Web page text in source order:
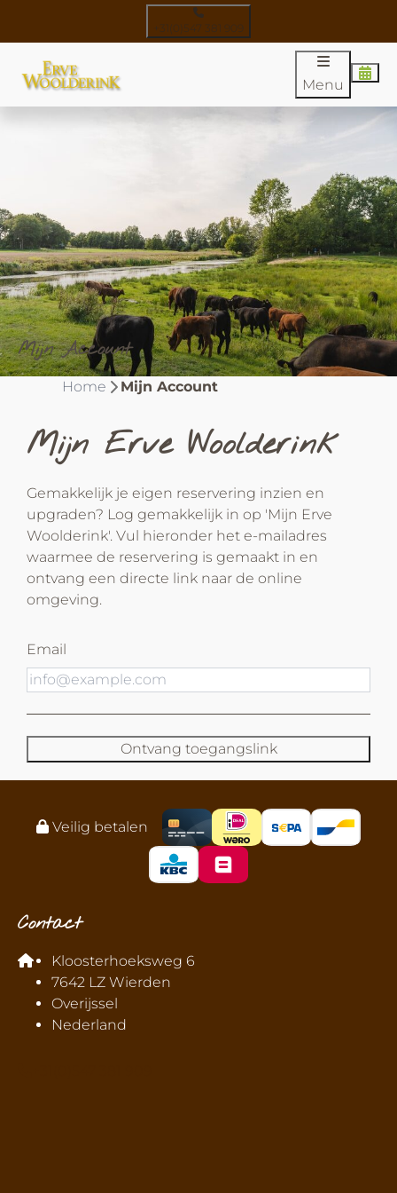
+31(0)547 381 909
Menu
Mijn Account
Home Mijn Account
Mijn Erve Woolderink
Gemakkelijk je eigen reservering inzien en
upgraden? Log gemakkelijk in op 'Mijn Erve
Woolderink'. Vul hieronder het e-mailadres
waarmee de reservering is gemaakt in en
ontvang een directe link naar de online
omgeving.
Email
Ontvang toegangslink
Veilig betalen
Contact
Kloosterhoeksweg 6
7642 LZ Wierden
Overijssel
Nederland